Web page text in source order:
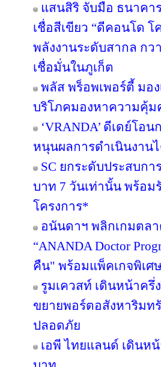
แสนสิริ จับมือ ธนาคา
เชื่อสีเขียว “ดีคอนโด
พลังงานระดับสากล ก
เชื่อมั่นในภูเก็ต
พลัส พร็อพเพอร์ตี้ มอ
บริโภคมองหาความคุ้ม
‘VRANDA’ ดีเดย์โอน
หนุนผลการดำเนินงาน
SC ยกระดับประสบก
บาท 7 วันเท่านั้น พร้อม
โครงการ*
อนันดาฯ พลิกเกมตลา
“ANANDA Doctor
คืน" พร้อมแพ็คเกจพิเ
รูมเควสท์ เดินหน้าครึ่
ขยายพอร์ตอสังหาริมท
ปลอดภัย
เอพี ไทยแลนด์ เดินห